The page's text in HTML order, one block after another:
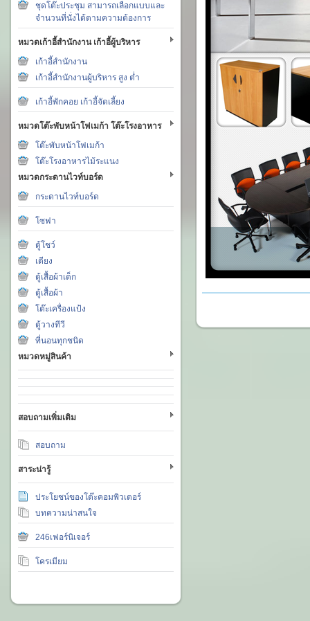
ชุดโต๊ะประชุม สามารถเลือกแบบและ
จำนวนที่นั่งได้ตามความต้องการ
หมวดเก้าอี้สำนักงาน เก้าอี้ผู้บริหาร
เก้าอี้สำนักงาน
เก้าอี้สำนักงานผู้บริหาร สูง ต่ำ
เก้าอี้พักคอย เก้าอี้จัดเลี้ยง
หมวดโต๊ะพับหน้าโฟเมก้า โต๊ะโรงอาหาร
โต๊ะพับหน้าโฟเมก้า
โต๊ะโรงอาหารไม้ระแนง
หมวดกระดานไวท์บอร์ด
กระดานไวท์บอร์ด
โซฟา
ตู้โชว์
เตียง
ตู้เสื้อผ้าเด็ก
ตู้เสื้อผ้า
โต๊ะเครื่องแป้ง
ตู้วางทีวี
ที่นอนทุกชนิด
หมวดหมู่สินค้า
สอบถามเพิ่มเติม
สอบถาม
สาระน่ารู้
ประโยชน์ของโต๊ะคอมพิวเตอร์
บทความน่าสนใจ
246เฟอร์นิเจอร์
โครเมียม